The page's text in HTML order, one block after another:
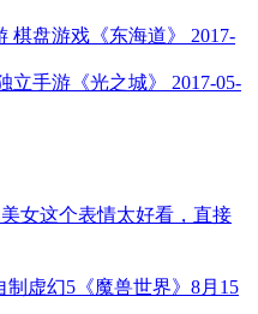
棋盘游戏《东海道》
2017-
立手游《光之城》
2017-05-
女这个表情太好看，直接
虚幻5《魔兽世界》8月15